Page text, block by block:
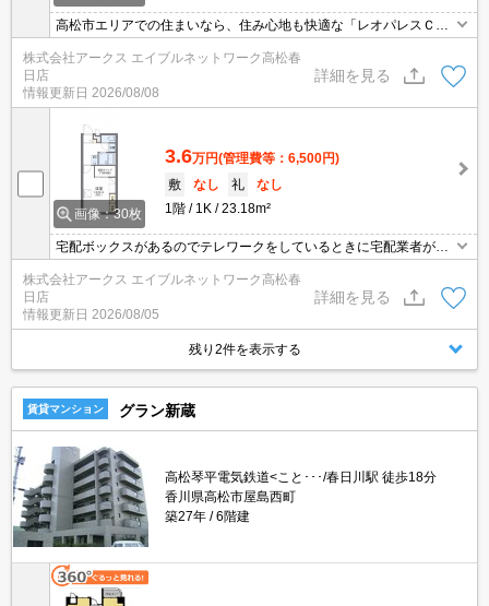
高松市エリアでの住まいなら、住み心地も快適な「レオパレスＣａ
ｓａＹａｓｈｉｍａ」はいかがでしょうか。浴室乾燥機を設置して
いるので、外に干したくない日でも効率よくカラッと乾かせます。
不在時や家にいながら応対できないときでも宅配ボックスに荷物が
届けられるので、配達時間を気にせずに生活を送ることができま
す。
株式会社アークス エイブルネットワーク高松春
日店
情報更新日 2026/08/08
詳細を見る
画像：30枚
3.6万円(管理費等：6,500円)
敷
なし 礼
なし
1階
1K 23.18m²
宅配ボックスがあるのでテレワークをしているときに宅配業者が来
たとしても、わざわざ出る必要がなくなり仕事を止める必要もあり
ません。来客時にはTVインターホンを使用して訪問者の顔を確認す
ることがきるので安心感があります。生乾きの洗濯物を乾かしたい
時でもサッと乾燥できる、浴室乾燥機を備え付けております。
株式会社アークス エイブルネットワーク高松春
日店
情報更新日 2026/08/05
詳細を見る
残り2件を表示する
賃貸マンション グラン新蔵
高松琴平電気鉄道<こと･･･/春日川駅 徒歩18分
香川県高松市屋島西町
築27年
6階建